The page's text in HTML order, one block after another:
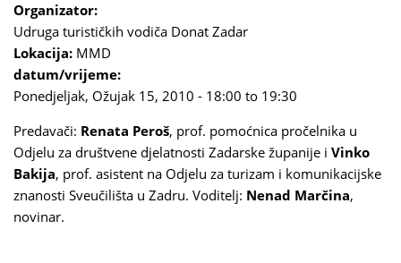
Organizator:
Udruga turističkih vodiča Donat Zadar
Lokacija: MMD
datum/vrijeme:
Ponedjeljak, Ožujak 15, 2010 - 18:00 to 19:30
Predavači: Renata Peroš, prof. pomoćnica pročelnika u
Odjelu za društvene djelatnosti Zadarske županije i Vinko
Bakija, prof. asistent na Odjelu za turizam i komunikacijske
znanosti Sveučilišta u Zadru. Voditelj: Nenad Marčina,
novinar.